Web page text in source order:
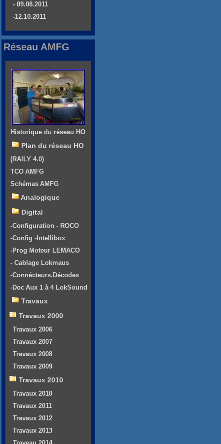
- 09.08.2011
-12.10.2011
Réseau AMFG
Historique du réseau HO
Plan du réseau HO
(RAILY 4.0)
TCO AMFG
Schémas AMFG
Analogique
Digital
-Configuration - ROCO
-Config -Intellibox
-Prog Moteur LEMACO
- Cablage Lokmaus
-Connécteurs.Décodes
-Doc Aux 1 à 4 LokSound
Travaux
Travaux 2000
Travaux 2006
Travaux 2007
Travaux 2008
Travaux 2009
Travaux 2010
Travaux 2010
Travaux 2011
Travaux 2012
Travaux 2013